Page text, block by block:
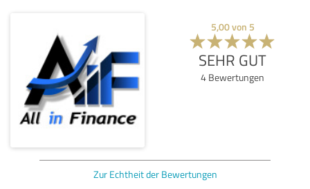
5,00von 5
SEHR GUT
4 Bewertungen
Zur Echtheit der Bewertungen